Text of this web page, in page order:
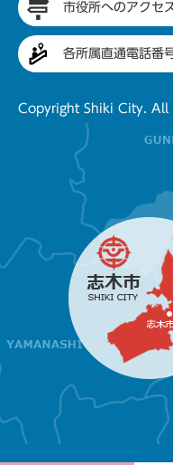
市役所へのアクセ
各所属直通電話番
Copyright Shiki City. All